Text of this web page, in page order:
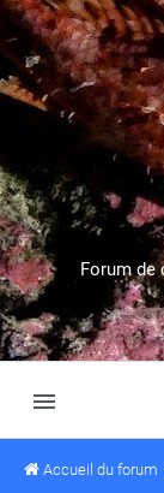
Forum de
Accueil du forum